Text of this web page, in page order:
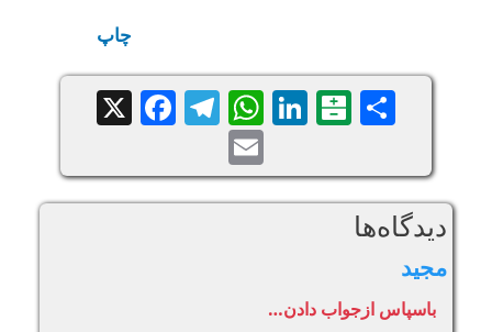
چاپ
Share
Balatarin
LinkedIn
WhatsApp
Telegram
Facebook
X
Email
دیدگاه‌ها
مجید
باسپاس ازجواب دادن…